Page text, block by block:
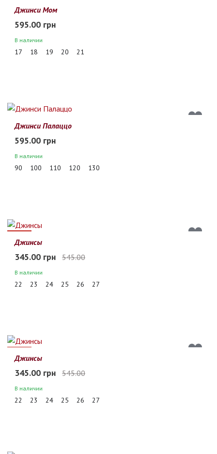
Джинси Мом
595.00 грн
В наличии
17 18 19 20 21
Джинси Палаццо
595.00 грн
В наличии
90 100 110 120 130
37%
Джинсы
345.00 грн 545.00
В наличии
22 23 24 25 26 27
37%
Джинсы
345.00 грн 545.00
В наличии
22 23 24 25 26 27